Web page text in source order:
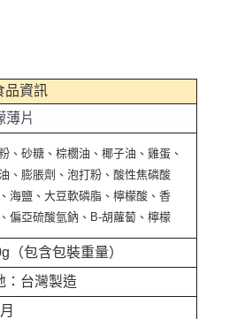
品資訊
薄片
、砂糖、棕櫚油、椰子油、雞蛋、
、膨脹劑、泡打粉、酸性焦磷酸
海鹽、大豆軟磷脂、檸檬酸、香
偏亞硫酸氫鈉、B-胡蘿蔔、檸檬
（包含包裝重量）
：台灣製造